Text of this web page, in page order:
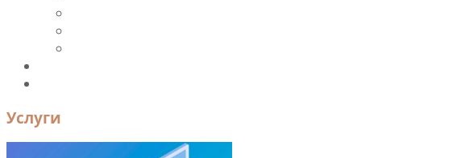
Услуги